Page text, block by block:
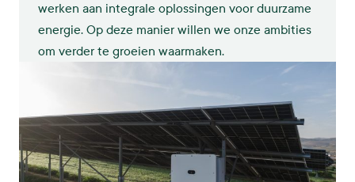
werken aan integrale oplossingen voor duurzame
energie. Op deze manier willen we onze ambities
om verder te groeien waarmaken.